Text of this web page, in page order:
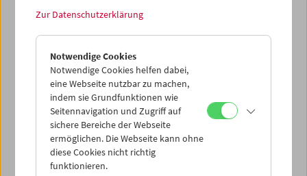
später lud mich Alexander Horwath ein, Ehrenpräsident
des Filmmuseums zu werden, was ich mit Freuden
annahm. Ich äußerte öffentlich die Meinung, dass das
Filmmuseum ein Vorbild für Filmliebhaber*innen in der
ganzen Welt sein könnte, eine Institution, die gleichzeitig
in die Vergangenheit und in die Zukunft blickt. Ich meinte
es ernst. Heute, fast dreißig Jahre später, freue ich mich,
dass das Österreichische Filmmuseum seinen Auftrag,
das Kino als lebendige und unverzichtbare Kunstform zu
feiern, immer noch erfüllt. Und ich bin zutiefst berührt
und geehrt, von Michael Loebenstein und seinem Team
Zur Datenschutzerklärung
Notwendige Cookies
Notwendige Cookies helfen dabei,
eine Webseite nutzbar zu machen,
indem sie Grundfunktionen wie
Seitennavigation und Zugriff auf
sichere Bereiche der Webseite
ermöglichen. Die Webseite kann ohne
diese Cookies nicht richtig
funktionieren.